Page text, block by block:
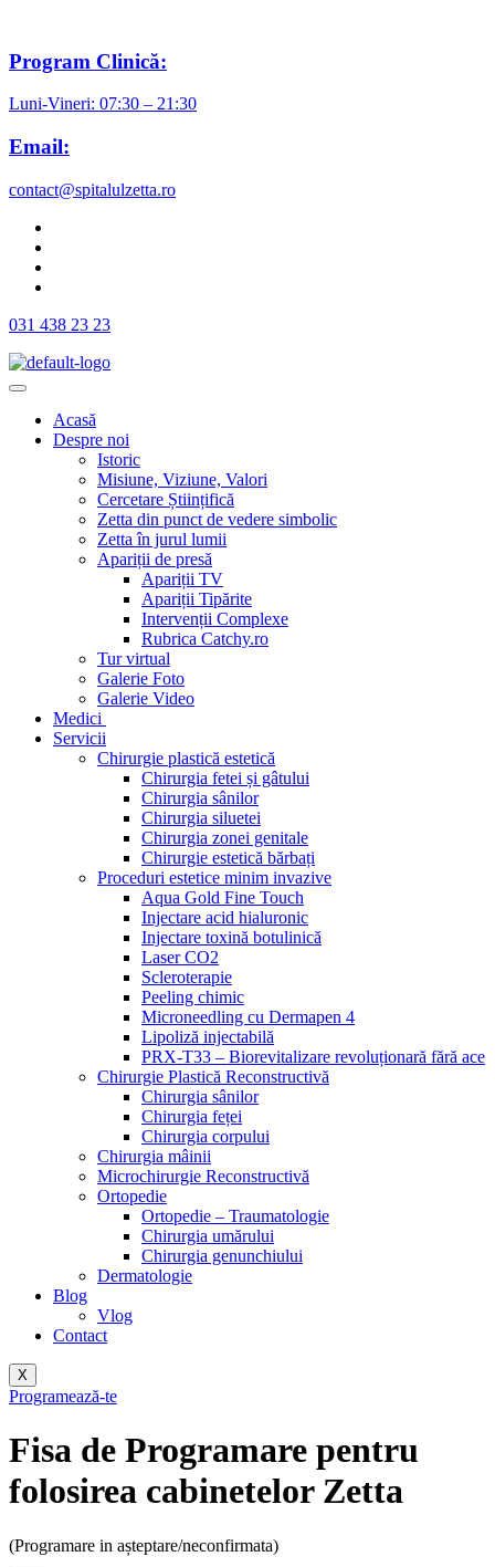
Program Clinică:
Luni-Vineri: 07:30 – 21:30
Email:
contact@spitalulzetta.ro
031 438 23 23
Acasă
Despre noi
Istoric
Misiune, Viziune, Valori
Cercetare Științifică
Zetta din punct de vedere simbolic
Zetta în jurul lumii
Apariții de presă
Apariții TV
Apariții Tipărite
Intervenții Complexe
Rubrica Catchy.ro
Tur virtual
Galerie Foto
Galerie Video
Medici
Servicii
Chirurgie plastică estetică
Chirurgia fetei și gâtului
Chirurgia sânilor
Chirurgia siluetei
Chirurgia zonei genitale
Chirurgie estetică bărbați
Proceduri estetice minim invazive
Aqua Gold Fine Touch
Injectare acid hialuronic
Injectare toxină botulinică
Laser CO2
Scleroterapie
Peeling chimic
Microneedling cu Dermapen 4
Lipoliză injectabilă
PRX-T33 – Biorevitalizare revoluționară fără ace
Chirurgie Plastică Reconstructivă
Chirurgia sânilor
Chirurgia feței
Chirurgia corpului
Chirurgia mâinii
Microchirurgie Reconstructivă
Ortopedie
Ortopedie – Traumatologie
Chirurgia umărului
Chirurgia genunchiului
Dermatologie
Blog
Vlog
Contact
X
Programează-te
Fisa de Programare pentru
folosirea cabinetelor Zetta
(Programare in așteptare/neconfirmata)